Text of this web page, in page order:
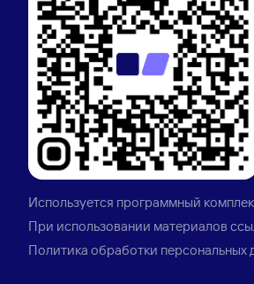
Используется программный
При использовании материалов
Политика обработки персональных